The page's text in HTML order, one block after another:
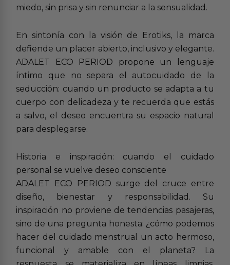
miedo, sin prisa y sin renunciar a la sensualidad.
En sintonía con la visión de Erotiks, la marca
defiende un placer abierto, inclusivo y elegante.
ADALET ECO PERIOD propone un lenguaje
íntimo que no separa el autocuidado de la
seducción: cuando un producto se adapta a tu
cuerpo con delicadeza y te recuerda que estás
a salvo, el deseo encuentra su espacio natural
para desplegarse.
Historia e inspiración: cuando el cuidado
personal se vuelve deseo consciente
ADALET ECO PERIOD surge del cruce entre
diseño, bienestar y responsabilidad. Su
inspiración no proviene de tendencias pasajeras,
sino de una pregunta honesta: ¿cómo podemos
hacer del cuidado menstrual un acto hermoso,
funcional y amable con el planeta? La